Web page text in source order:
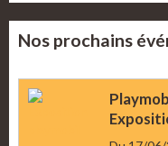
Nos prochains